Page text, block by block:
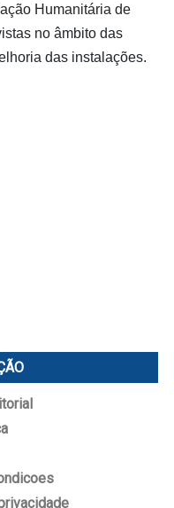
Humanitária de
no âmbito das
das instalações.